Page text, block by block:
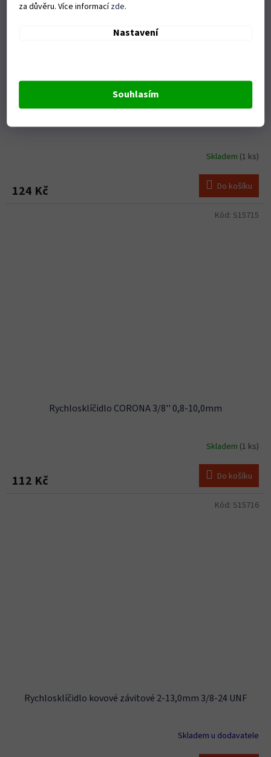
za důvěru. Více informacízde.
Nastavení
Souhlasím
Skladem (1 ks)
124 Kč Do košíku
Rychlosklíčidlo CORONA 3/8'' 0,8-10,0mm
Skladem (1 ks)
112 Kč Do košíku
Kód: S15715
Rychlosklíčidlo kovové závitové 2-13,0mm 3/8-24 UNF
Skladem u dodavatele
Kód: S15716